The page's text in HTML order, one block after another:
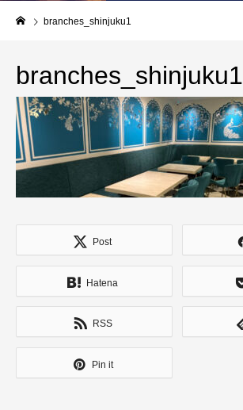
branches_shinjuku1
branches_shinjuku1
Post
Hatena
RSS
Pin it